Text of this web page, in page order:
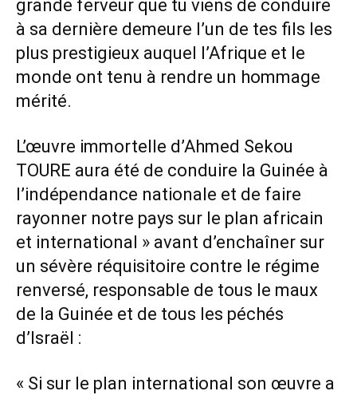
grande ferveur que tu viens de conduire
à sa dernière demeure l’un de tes fils les
plus prestigieux auquel l’Afrique et le
monde ont tenu à rendre un hommage
mérité.
L’œuvre immortelle d’Ahmed Sekou
TOURE aura été de conduire la Guinée à
l’indépendance nationale et de faire
rayonner notre pays sur le plan africain
et international » avant d’enchaîner sur
un sévère réquisitoire contre le régime
renversé, responsable de tous le maux
de la Guinée et de tous les péchés
d’Israël :
« Si sur le plan international son œuvre a